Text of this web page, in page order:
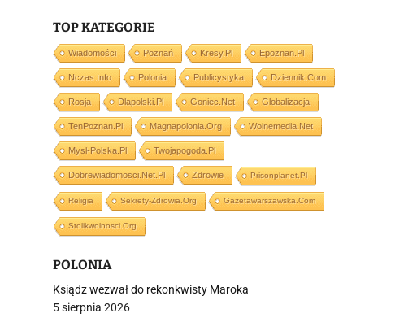
TOP KATEGORIE
Wiadomości Poznań Kresy.pl Epoznan.pl
Nczas.info Polonia Publicystyka Dziennik.com
Rosja Dlapolski.pl Goniec.net Globalizacja
TenPoznan.pl Magnapolonia.org Wolnemedia.net
Mysl-Polska.pl Twojapogoda.pl
Dobrewiadomosci.net.pl Zdrowie Prisonplanet.pl
Religia Sekrety-Zdrowia.org Gazetawarszawska.com
Stolikwolnosci.org
POLONIA
Ksiądz wezwał do rekonkwisty Maroka
5 sierpnia 2026